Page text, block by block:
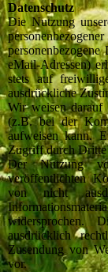
Datenschutz
Die Nutzung
eMail-Adressen)
stets auf
ausdrückliche
Wir weisen darauf
(z.B. bei der
aufweisen kann.
Zugriff durch
Der Nutzung
veröffentlichten
von nicht
widersprochen.
ausdrücklich
Zusendung von
vor.